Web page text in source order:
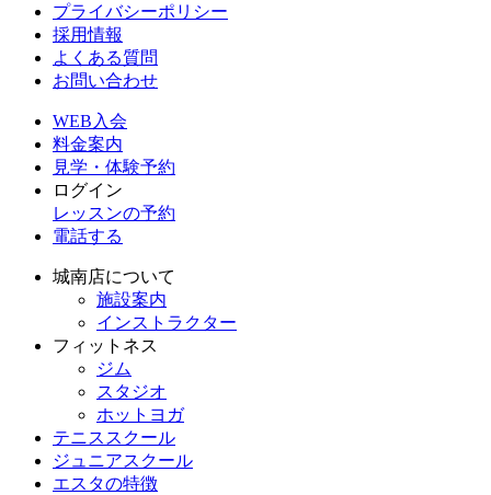
プライバシーポリシー
採用情報
よくある質問
お問い合わせ
WEB入会
料金案内
見学・体験予約
ログイン
レッスンの予約
電話する
城南店について
施設案内
インストラクター
フィットネス
ジム
スタジオ
ホットヨガ
テニススクール
ジュニアスクール
エスタの特徴